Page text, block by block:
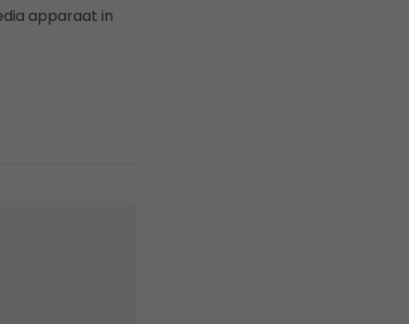
apparaat in